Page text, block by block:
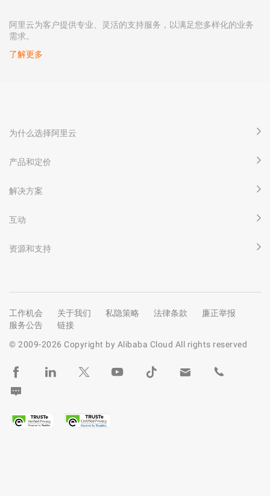
阿里云为客户提供专业、灵活的支持服务，以满足您多样化的业务
需求。
了解更多
为什么选择阿里云
产品和定价
解决方案
互动
资源和支持
工作机会 关于我们 私隐策略 法律条款
廉正举报
服务公告
链接
© 2009-2026 Copyright by Alibaba Cloud All rights reserved